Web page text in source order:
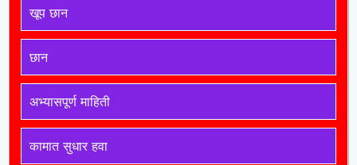
खूप छान
छान
अभ्यासपूर्ण माहिती
कामात सुधार हवा